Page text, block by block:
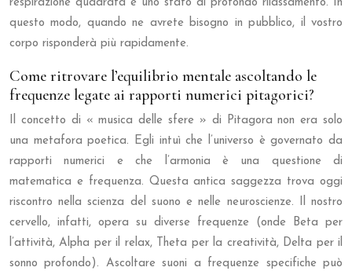
respirazione quadrata e uno stato di profondo rilassamento. In
questo modo, quando ne avrete bisogno in pubblico, il vostro
corpo risponderà più rapidamente.
Come ritrovare l’equilibrio mentale ascoltando le
frequenze legate ai rapporti numerici pitagorici?
Il concetto di « musica delle sfere » di Pitagora non era solo
una metafora poetica. Egli intuì che l’universo è governato da
rapporti numerici e che l’armonia è una questione di
matematica e frequenza. Questa antica saggezza trova oggi
riscontro nella scienza del suono e nelle neuroscienze. Il nostro
cervello, infatti, opera su diverse frequenze (onde Beta per
l’attività, Alpha per il relax, Theta per la creatività, Delta per il
sonno profondo). Ascoltare suoni a frequenze specifiche può